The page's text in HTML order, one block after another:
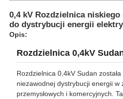
0,4 kV Rozdzielnica niskiego
do dystrybucji energii
Opis:
Rozdzielnica 0,4kV
Rozdzielnica 0,4kV Sudan
niezawodnej dystrybucji energii w
przemysłowych i komercyjnych.